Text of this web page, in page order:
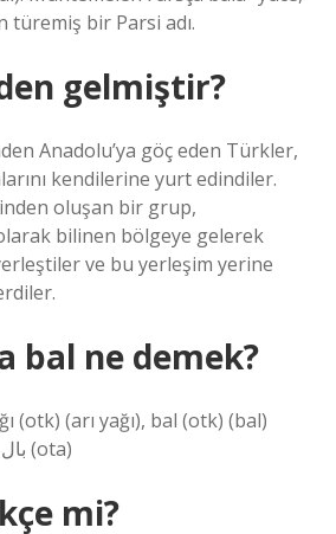
türemiş bir Parsi adı.
gelmiştir?
Anadolu’ya göç eden Türkler,
kendilerine yurt edindiler.
oluşan bir grup,
bilinen bölgeye gelerek
ve bu yerleşim yerine
bal ne demek?
(otk) (arı yağı), bal (otk) (bal)
Osmanlı Türkçesi: بال (ota)
mi?